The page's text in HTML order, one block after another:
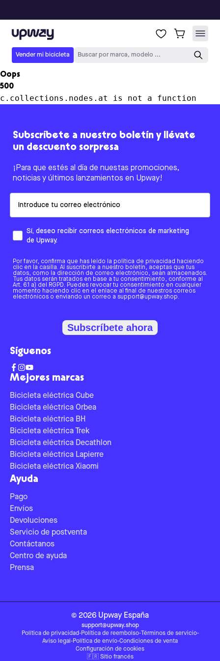
Upway
Vender mi bicicleta Buscar por marca, modelo ...
Oops
500
c.collections.nodes.at is not a function
Mejores marcas
Bicicleta eléctrica Cube
Bicicleta eléctrica Orbea
Bicicleta eléctrica BH
Bicicleta eléctrica Trek
Bicicleta eléctrica Decathlon
Bicicleta eléctrica Lapierre
Bicicleta eléctrica Xiaomi
Ayuda
Pago
Envíos
Devoluciones
Servicio de postventa
Contáctanos
Centro de ayuda
Prensa
Subscríbete a nuestro boletín y llévate
un descuento sorpresa
¡Para que estés al día de nuestas promociones,
noticias y últimos lanzamientos en Upway!
Sí, deseo recibir correos electrónicos de marketing
de Upway.
Por favor, confirma que has leído la política de privacidad haciendo
clic en la casilla. Al suscribirte a nuestro boletín, aceptas que tus
datos, como la dirección de correo electrónico, sean almacenados.
Tus datos serán tratados en base a tu consentimiento, conforme al
Art. 6.1 a) del RGPD. Puedes revocar tu consentimiento en cualquier
momento haciendo clic en el enlace al final de nuestros correos
electrónicos o enviando un correo a support@upway.shop.
Subscríbete ahora
Síguenos
© 2026 Upway España
support@upway.shop
Política de privacidad-Política de reembolso-Términos de servicio-
Aviso legal -Política de envío-Condiciones de venta
Configuración de cookies
🇫🇷 Sitio francés